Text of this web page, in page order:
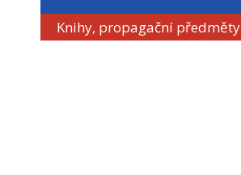
Knihy, propagační předměty